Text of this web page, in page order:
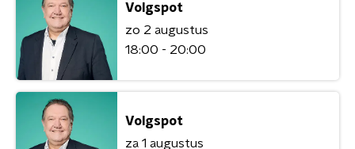
Volgspot
zo 2 augustus
18:00 - 20:00
Volgspot
za 1 augustus